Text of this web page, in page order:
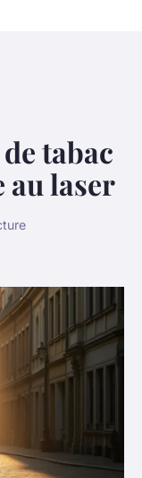
tabac
au laser